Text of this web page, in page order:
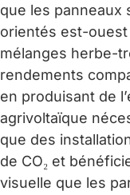
que les panneaux
orientés est-
mélanges herbe-
rendements
en produisant de
agrivoltaïque
que des
de CO₂ et
visuelle que les